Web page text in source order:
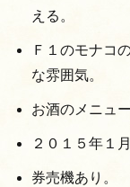
える。
Ｆ１のモナコ
な雰囲気。
お酒のメニュ
２０１５年１
券売機あり。